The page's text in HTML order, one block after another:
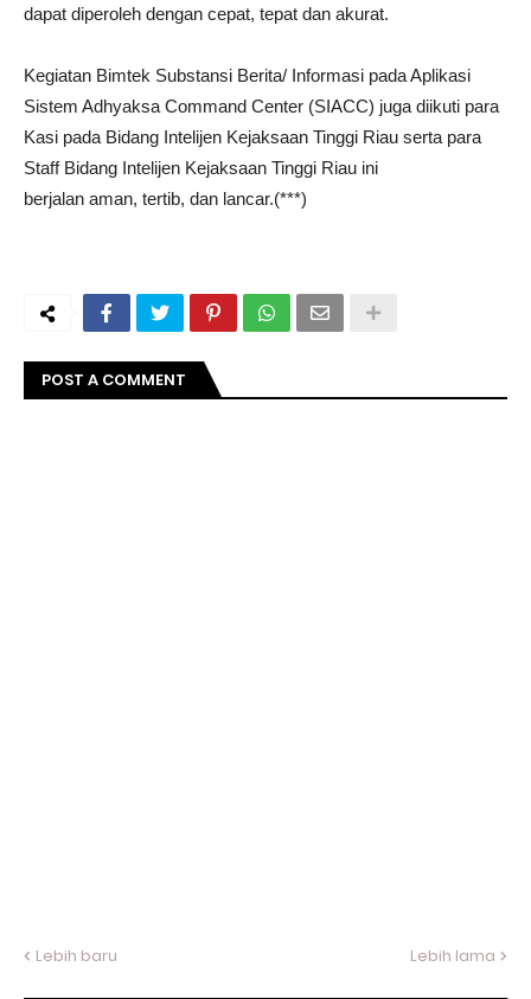
dapat diperoleh dengan cepat, tepat dan akurat.
Kegiatan Bimtek Substansi Berita/ Informasi pada Aplikasi
Sistem Adhyaksa Command Center (SIACC) juga diikuti para
Kasi pada Bidang Intelijen Kejaksaan Tinggi Riau serta para
Staff Bidang Intelijen Kejaksaan Tinggi Riau ini
berjalan aman, tertib, dan lancar.(***)
POST A COMMENT
Lebih baru Lebih lama